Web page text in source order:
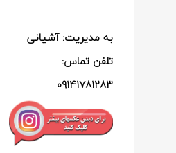
به مدیریت: آشیانی
تلفن تماس:
09141781283